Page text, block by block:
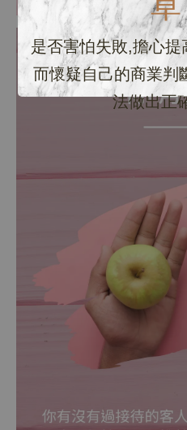
是否害怕失敗,擔心
而懷疑自己的商業判
法做出正